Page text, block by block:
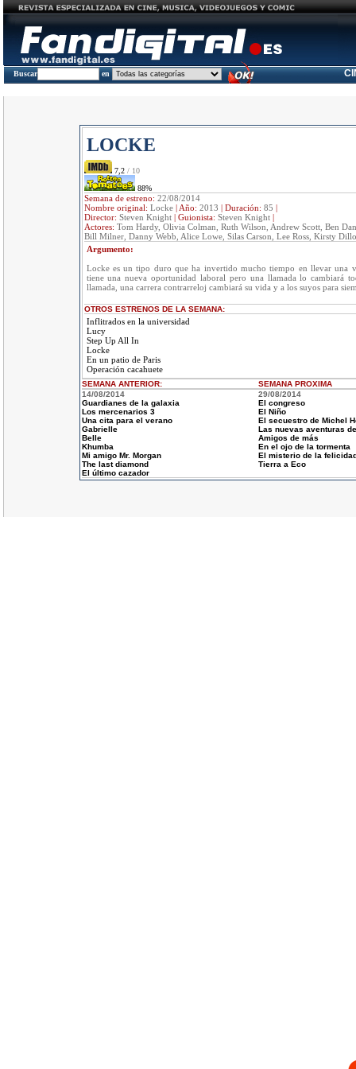
Buscar en
LOCKE
7,2 / 10
88%
Semana de estreno: 22/08/2014
Nombre original: Locke| Año: 2013 | Duración: 85 |
Director: Steven Knight| Guionista: Steven Knight|
Actores: Tom Hardy, Olivia Colman, Ruth Wilson, Andrew Scott, Ben
Bill Milner, Danny Webb, Alice Lowe, Silas Carson, Lee Ross, Kirsty
Argumento:
Locke es un tipo duro que ha invertido mucho tiempo en llevar una
tiene una nueva oportunidad laboral pero una llamada lo cambiará
llamada, una carrera contrarreloj cambiará su vida y a los suyos para
OTROS ESTRENOS DE LA SEMANA:
Inflitrados en la universidad
Lucy
Step Up All In
Locke
En un patio de Paris
Operación cacahuete
SEMANA ANTERIOR: SEMANA PROXIMA
14/08/2014
Guardianes de la galaxia
Los mercenarios 3
Una cita para el verano
Gabrielle
Belle
Khumba
Mi amigo Mr. Morgan
The last diamond
El último cazador
29/08/2014
El congreso
El Niño
El secuestro de Michel
Las nuevas aventuras
Amigos de más
En el ojo de la tormenta
El misterio de la
Tierra a Eco